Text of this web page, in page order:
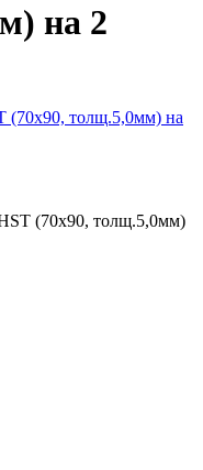
на 2
(70x90, толщ.5,0мм)